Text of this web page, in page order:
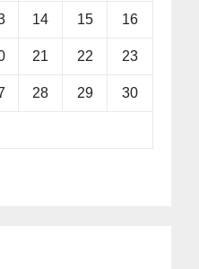
14 15 16
21 22 23
28 29 30